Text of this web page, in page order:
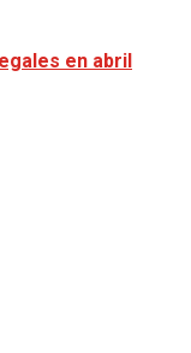
en abril